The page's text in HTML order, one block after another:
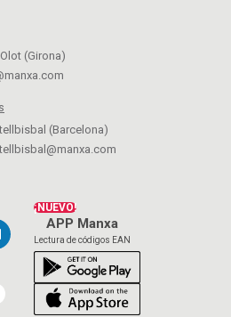
(Girona)
(Barcelona)
¡NUEVO!
APP Manxa
Lectura de códigos EAN